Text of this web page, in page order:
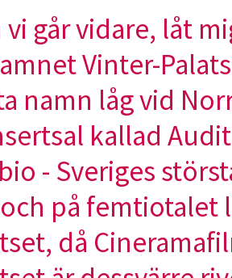
vi går vidare, låt
Vinter-
namn låg vid
kallad
- Sveriges
på femtiotalet
då